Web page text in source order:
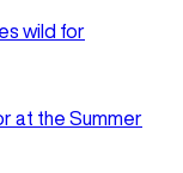
wild for